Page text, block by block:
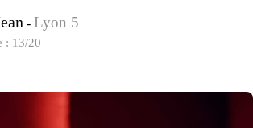
- Lyon 5
: 13/20